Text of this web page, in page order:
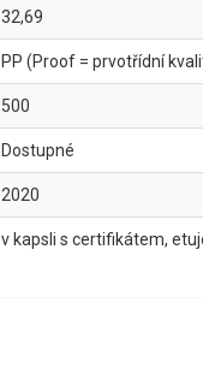
32,69
PP (Proof = prvotřídní
500
Dostupné
2020
v kapsli s certifikátem,